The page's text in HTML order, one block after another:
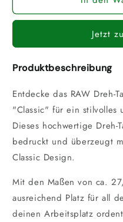
RAW
Rolling
Tray
RAW
Large
Rolling
Tray
Jetzt
Produktbeschreibung
Entdecke das RAW Dreh-
"Classic" für ein stilvolles
Dieses hochwertige Dreh-
bedruckt und überzeugt
Classic Design.
Mit den Maßen von ca.
ausreichend Platz für all
deinen Arbeitsplatz